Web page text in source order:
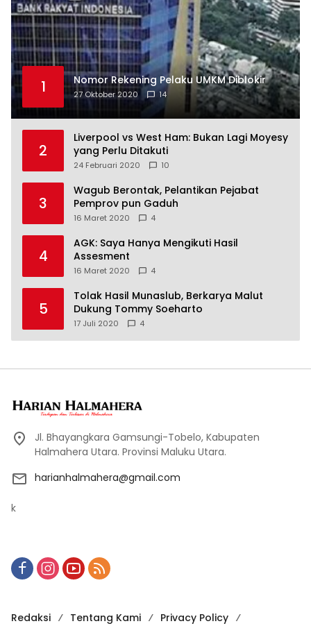
1 Nomor Rekening Pelaku UMKM Diblokir
27 Oktober 2020 14
2
Liverpool vs West Ham: Bukan Lagi Moyesy
yang Perlu Ditakuti
24 Februari 2020 10
3
Wagub Berontak, Pelantikan Pejabat
Pemprov pun Gaduh
16 Maret 2020 4
4
AGK: Saya Hanya Mengikuti Hasil
Assesment
16 Maret 2020 4
5
Tolak Hasil Munaslub, Berkarya Malut
Dukung Tommy Soeharto
17 Juli 2020 4
Jl. Bhayangkara Gamsungi-Tobelo, Kabupaten
Halmahera Utara. Provinsi Maluku Utara.
harianhalmahera@gmail.com
k
Redaksi Tentang Kami Privacy Policy